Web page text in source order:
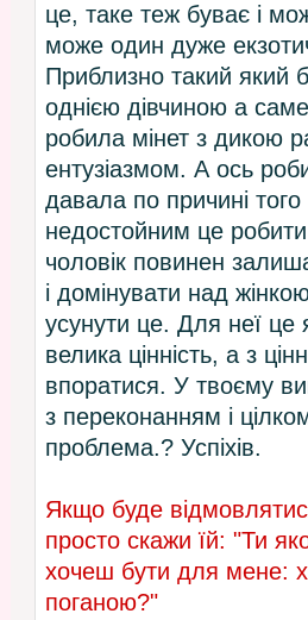
це, таке теж буває і
може один дуже
Приблизно такий який
однією дівчиною а
робила мінет з дикою
ентузіазмом. А ось
давала по причині
недостойним це робити
чоловік повинен
і домінувати над
усунути це. Для неї це
велика цінність, а з
впоратися. У твоєму
з переконанням і
проблема.? Успіхів.
Якщо буде
просто скажи їй: "Ти
хочеш бути для мене:
поганою?"